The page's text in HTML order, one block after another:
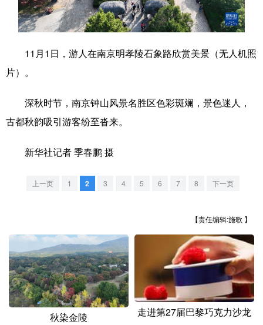
食品 人居 信息化 数字经济
学术中国 乡村振兴 银龄 溯源中国
城市 旅游 能源 会展
公益 一带一路 亚太网 上市公司
文化产业
江苏
浙江 安徽 江西
山东 河南 湖北 湖南
广东 广西 海南 重庆
11月1日，游人在南京明孝陵石象路欣赏美景（无人机照
片）。
深秋时节，南京钟山风景名胜区色彩斑斓，景色迷人，
古都秋韵吸引游客纷至沓来。
新华社记者 季春鹏 摄
上一页 1 2 3 4 5 6 7 8 下一页
【责任编辑:施歌 】
秋染金陵 走进第27届巴黎巧克力沙龙